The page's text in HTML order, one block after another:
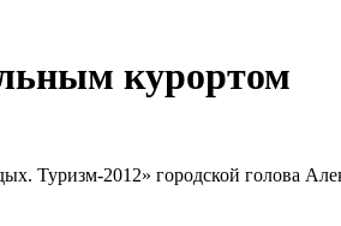
курортом
Туризм-2012» городской голова